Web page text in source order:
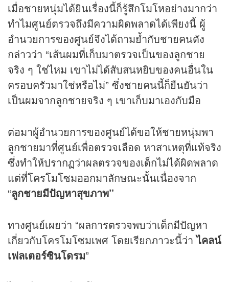
เมื่อชายหนุ่มได้ยินเรื่องนี้ก็รู้สึกโมโหอย่างมากว่า
ทำไมศูนย์ตรวจถึงมีความผิดพลาดได้เพียงนี้ ผู้
อำนวยการของศูนย์จึงได้ถามย้ำกับชายคนดัง
กล่าวว่า “เส้นผมที่เก็บมาตรวจเป็นของลูกชาย
จริง ๆ ใช่ไหม เขาไม่ได้สับสนหยิบของคนอื่นใน
ครอบครัวมาใช่หรือไม่” ซึ่งชายคนนี้ก็ยืนยันว่า
เป็นผมจากลูกชายจริง ๆ เขาเก็บมาเองกับมือ
ต่อมาผู้อำนวยการของศูนย์ได้ขอให้ชายหนุ่มพา
ลูกชายมาที่ศูนย์เพื่อตรวจเลือด หาสาเหตุที่แท้จริง
ซึ่งทำให้ปรากฏว่าผลตรวจของเด็กไม่ได้ผิดพลาด
แต่ที่โครโมโซมออกมาลักษณะนั้นเนื่องจาก
“ลูกชายมีปัญหาสุขภาพ”
ทางศูนย์เผยว่า “ผลการตรวจพบว่าเด็กมีปัญหา
เกี่ยวกับโครโมโซมเพศ โดยเรียกภาวะนี้ว่าไคลน์
เฟลเตอร์ซินโดรม”